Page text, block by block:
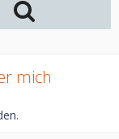
mich